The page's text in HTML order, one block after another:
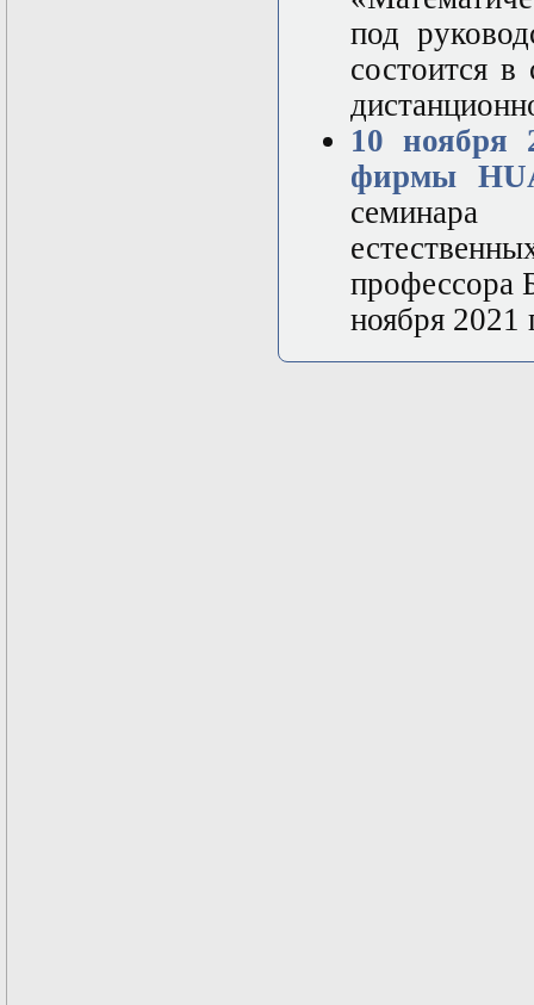
под
состоится
10 ноября
фирмы
профессора
ноября 2021